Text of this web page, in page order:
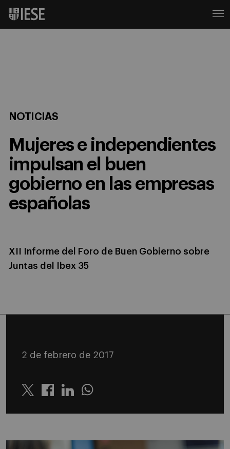
NOTICIAS
Mujeres e independientes
impulsan el buen
gobierno en las empresas
españolas
XII Informe del Foro de Buen Gobierno sobre
Juntas del Ibex 35
2 de febrero de 2017
Twitter LinkedinWhatsapp